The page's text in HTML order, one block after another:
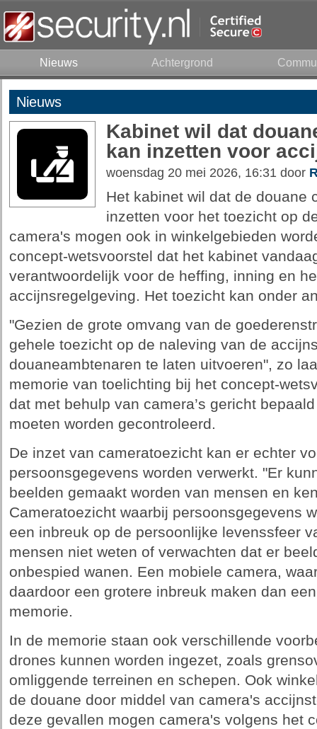
Nieuws Achtergrond
Nieuws
Kabinet wil dat
kan inzetten voor
woensdag 20 mei 2026, 16:31 door
Het kabinet wil dat de douane
inzetten voor het toezicht op
camera's mogen ook in winkelgebieden
concept-wetsvoorstel dat het kabinet
verantwoordelijk voor de heffing, inning en
accijnsregelgeving. Het toezicht kan onder
"Gezien de grote omvang van de
gehele toezicht op de naleving van de
douaneambtenaren te laten uitvoeren", zo
memorie van toelichting bij het concept-
dat met behulp van camera’s gericht
moeten worden gecontroleerd.
De inzet van cameratoezicht kan er echter
persoonsgegevens worden verwerkt. "Er
beelden gemaakt worden van mensen en
Cameratoezicht waarbij persoonsgegevens
een inbreuk op de persoonlijke levenssfeer
mensen niet weten of verwachten dat er
onbespied wanen. Een mobiele camera,
daardoor een grotere inbreuk maken dan
memorie.
In de memorie staan ook verschillende
drones kunnen worden ingezet, zoals
omliggende terreinen en schepen. Ook
de douane door middel van camera's
deze gevallen mogen camera's volgens het